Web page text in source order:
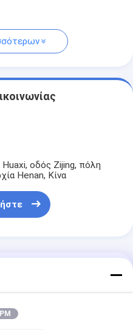
οδός Zijing, πόλη
Henan, Κίνα
Τιμή Για
Μηχανή πλύσης
αμμουδιών διπλής